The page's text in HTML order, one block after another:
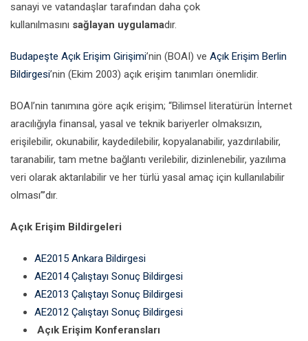
sanayi ve vatandaşlar tarafından daha çok
kullanılmasını sağlayan uygulamadır.
Budapeşte Açık Erişim Girişimi’nin (BOAI) ve Açık Erişim Berlin
Bildirgesi’nin (Ekim 2003) açık erişim tanımları önemlidir.
BOAI’nin tanımına göre açık erişim; “Bilimsel literatürün İnternet
aracılığıyla finansal, yasal ve teknik bariyerler olmaksızın,
erişilebilir, okunabilir, kaydedilebilir, kopyalanabilir, yazdırılabilir,
taranabilir, tam metne bağlantı verilebilir, dizinlenebilir, yazılıma
veri olarak aktarılabilir ve her türlü yasal amaç için kullanılabilir
olması”’dır.
Açık Erişim Bildirgeleri
AE2015 Ankara Bildirgesi
AE2014 Çalıştayı Sonuç Bildirgesi
AE2013 Çalıştayı Sonuç Bildirgesi
AE2012 Çalıştayı Sonuç Bildirgesi
Açık Erişim Konferansları